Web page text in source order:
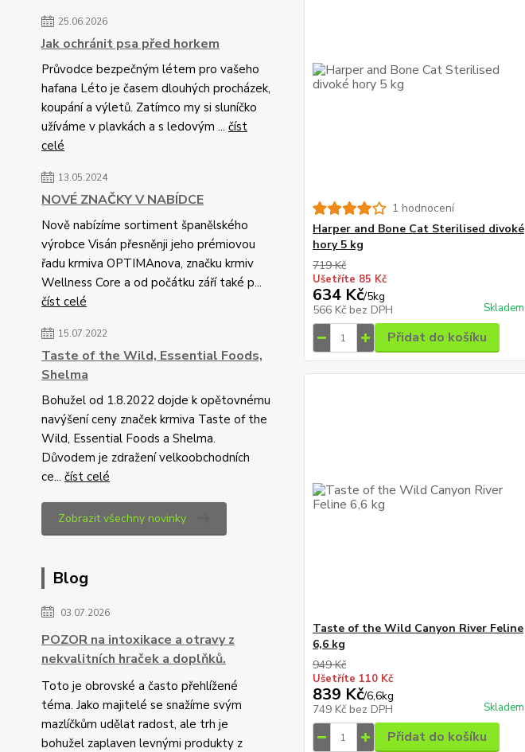
25.06.2026
Jak ochránit psa před horkem
Průvodce bezpečným létem pro vašeho
hafana Léto je časem dlouhých procházek,
koupání a výletů. Zatímco my si sluníčko
užíváme v plavkách a s ledovým ... číst
celé
13.05.2024
NOVÉ ZNAČKY V NABÍDCE
Nově nabízíme sortiment španělského
výrobce Visán přesněnji jeho prémiovou
řadu krmiva OPTIMAnova, značku krmiv
Wellness Core a od počátku září také p...
číst celé
15.07.2022
Taste of the Wild, Essential Foods,
Shelma
Bohužel od 1.8.2022 dojde k opětovnému
navýšení ceny značek krmiva Taste of the
Wild, Essential Foods a Shelma.
Důvodem je zdražení velkoobchodních
ce... číst celé
Zobrazit všechny novinky
Blog
03.07.2026
POZOR na intoxikace a otravy z
nekvalitních hraček a doplňků.
Toto je obrovské a často přehlížené
téma. Jako majitelé se snažíme svým
mazlíčkům udělat radost, ale trh je
bohužel zaplaven levnými produkty z
1 hodnocení
Harper and Bone Cat Sterilised divoké
hory 5 kg
719 Kč
Ušetříte 85 Kč
634 Kč/5kg
566 Kč bez DPH Skladem
Přidat do košíku
Taste of the Wild Canyon River Feline
6,6 kg
949 Kč
Ušetříte 110 Kč
839 Kč/6,6kg
749 Kč bez DPH Skladem
Přidat do košíku